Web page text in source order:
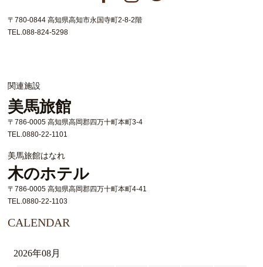
〒780-0844 高知県高知市永国寺町2-8-2階
TEL.088-824-5298
関連施設
美馬旅館
〒786-0005 高知県高岡郡四万十町本町3-4
TEL.0880-22-1101
美馬旅館はなれ
木のホテル
〒786-0005 高知県高岡郡四万十町本町4-41
TEL.0880-22-1103
CALENDAR
2026年08月